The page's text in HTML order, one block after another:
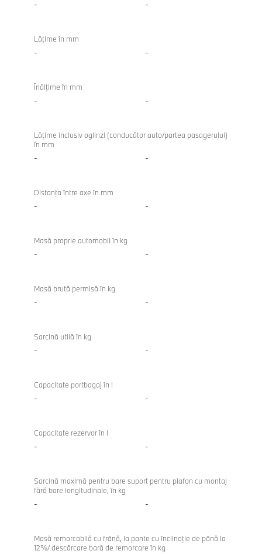
- -
Lăţime în mm
- -
Înălţime în mm
- -
Lăţime inclusiv oglinzi (conducător auto/partea pasagerului)
în mm
- -
Distanţa între axe în mm
- -
Masă proprie automobil în kg
- -
Masă brută permisă în kg
- -
Sarcină utilă în kg
- -
Capacitate portbagaj în l
- -
Capacitate rezervor în l
- -
Sarcină maximă pentru bare suport pentru plafon cu montaj
fără bare longitudinale, în kg
- -
Masă remorcabilă cu frână, la pante cu înclinaţie de până la
12%/ descărcare bară de remorcare în kg